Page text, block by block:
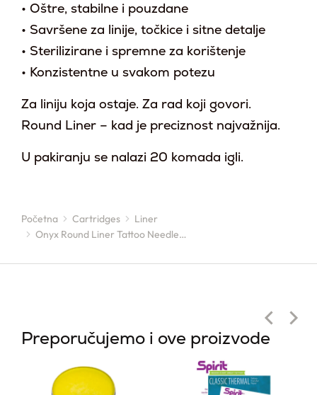
• Oštre, stabilne i pouzdane
• Savršene za linije, točkice i sitne detalje
• Sterilizirane i spremne za korištenje
• Konzistentne u svakom potezu
Za liniju koja ostaje. Za rad koji govori.
Round Liner – kad je preciznost najvažnija.
U pakiranju se nalazi 20 komada igli.
You are here:
Početna Cartridges
Liner
Onyx Round Liner Tattoo Needle…
Preporučujemo i ove proizvode